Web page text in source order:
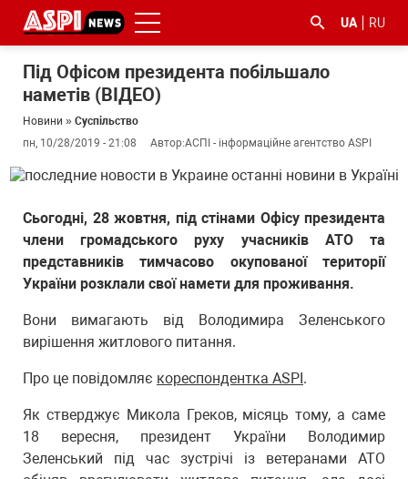
UA RU
Під Офісом президента побільшало
наметів (ВІДЕО)
Новини » Суспільство
пн, 10/28/2019 - 21:08
Автор:АСПІ - інформаційне агентство ASPI
Сьогодні, 28 жовтня, під стінами Офісу президента
члени громадського руху учасників АТО та
представників тимчасово окупованої території
України розклали свої намети для проживання.
Вони вимагають від Володимира Зеленського
вирішення житлового питання.
Про це повідомляє кореспондентка ASPI.
Як стверджує Микола Греков, місяць тому, а саме
18 вересня, президент України Володимир
Зеленський під час зустрічі із ветеранами АТО
з
корупцією